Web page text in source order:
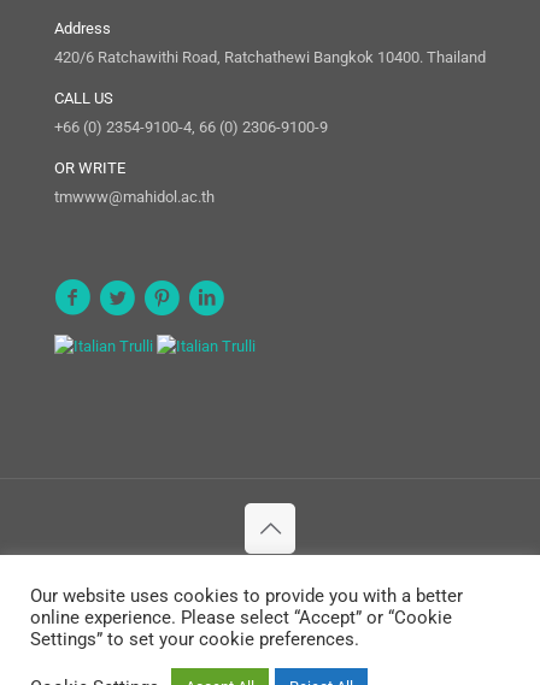
Address
420/6 Ratchawithi Road, Ratchathewi Bangkok 10400. Thailand
CALL US
+66 (0) 2354-9100-4, 66 (0) 2306-9100-9
OR WRITE
tmwww@mahidol.ac.th
Rights Reserved.
Our website uses cookies to provide you with a better
online experience. Please select “Accept” or “Cookie
Settings” to set your cookie preferences.